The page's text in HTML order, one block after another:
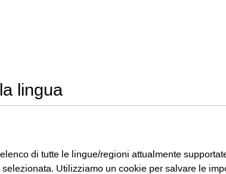
lingua
di tutte le lingue/regioni attualmente
Utilizziamo un cookie per salvare le